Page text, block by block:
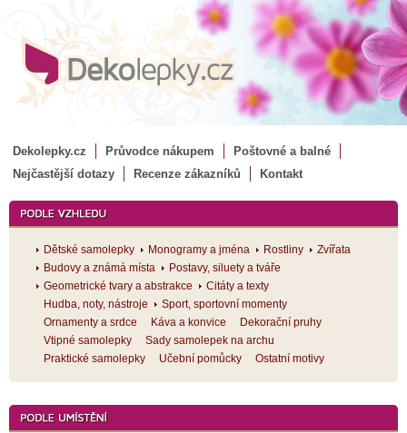
Dekolepky.cz Průvodce nákupem
Poštovné a balné
Nejčastější dotazy
Recenze zákazníků Kontakt
Dětské samolepky Monogramy a jména Rostliny
Zvířata
Budovy a známá místa
Postavy, siluety a tváře
Geometrické tvary a abstrakce
Citáty a texty
Hudba, noty, nástroje
Sport, sportovní momenty
Ornamenty a srdce
Káva a konvice
Dekorační pruhy
Vtipné samolepky
Sady samolepek na archu
Praktické samolepky
Učební pomůcky Ostatní motivy